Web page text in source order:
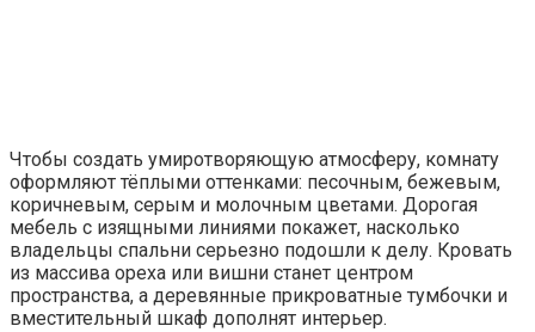
Чтобы создать умиротворяющую атмосферу, комнату
оформляют тёплыми оттенками: песочным, бежевым,
коричневым, серым и молочным цветами. Дорогая
мебель с изящными линиями покажет, насколько
владельцы спальни серьезно подошли к делу. Кровать
из массива ореха или вишни станет центром
пространства, а деревянные прикроватные тумбочки и
вместительный шкаф дополнят интерьер.